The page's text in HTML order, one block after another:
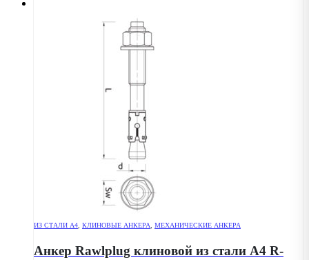
ИЗ СТАЛИ А4 КЛИНОВЫЕ АНКЕРА МЕХАНИЧЕСКИЕ АНКЕРА
Анкер Rawlplug клиновой из стали А4 R-